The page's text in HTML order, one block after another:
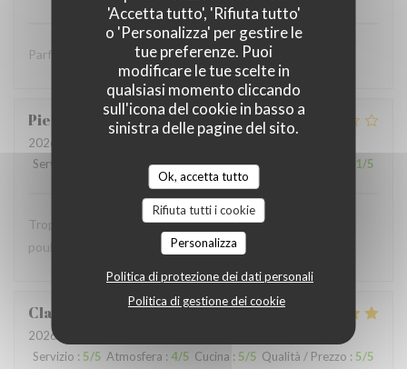
'Accetta tutto', 'Rifiuta tutto'
o 'Personalizza' per gestire le
tue preferenze. Puoi
modificare le tue scelte in
qualsiasi momento cliccando
sull'icona del cookie in basso a
sinistra delle pagine del sito.
Ok, accetta tutto
Rifiuta tutti i cookie
Personalizza
Politica di protezione dei dati personali
Politica di gestione dei cookie
Parfait comme toujours !
Pierre
2026-07-05
Servizio
Atmosfera:1/5 Cucina:2/5 1/5
Trop bruyant Impossible de parler Salade Caesar avec du
poulet chaud …
Claude
2026-07-04
Servizio : 5/5 Atmosfera : 4/5 Cucina : 5/5 Qualità / Prezzo : 5/5